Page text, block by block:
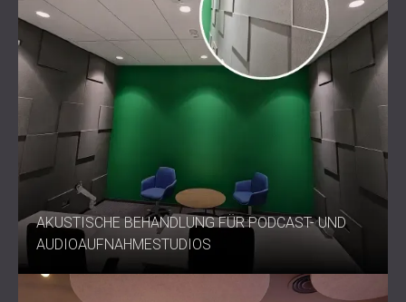
AKUSTISCHE BEHANDLUNG FÜR PODCAST- UND
AUDIOAUFNAHMESTUDIOS